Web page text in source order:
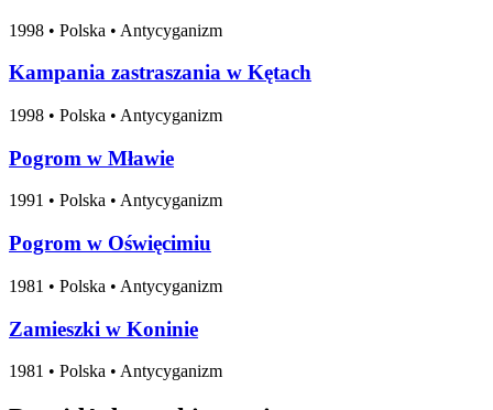
1998 • Polska • Antycyganizm
Kampania zastraszania w Kętach
1998 • Polska • Antycyganizm
Pogrom w Mławie
1991 • Polska • Antycyganizm
Pogrom w Oświęcimiu
1981 • Polska • Antycyganizm
Zamieszki w Koninie
1981 • Polska • Antycyganizm